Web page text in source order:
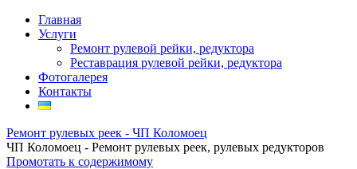
Главная
Услуги
Ремонт рулевой рейки, редуктора
Реставрация рулевой рейки, редуктора
Фотогалерея
Контакты
Ремонт рулевых реек - ЧП Коломоец
ЧП Коломоец - Ремонт рулевых реек, рулевых редукторов
Промотать к содержимому